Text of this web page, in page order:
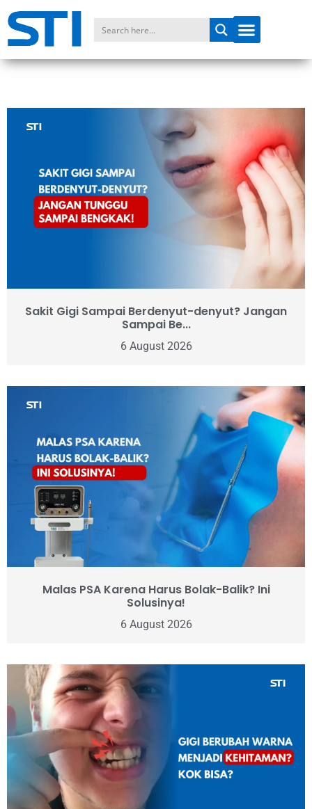
Sakit Gigi Sampai Berdenyut-denyut? Jangan
Sampai Be...
6 August 2026
Malas PSA Karena Harus Bolak-Balik? Ini
Solusinya!
6 August 2026